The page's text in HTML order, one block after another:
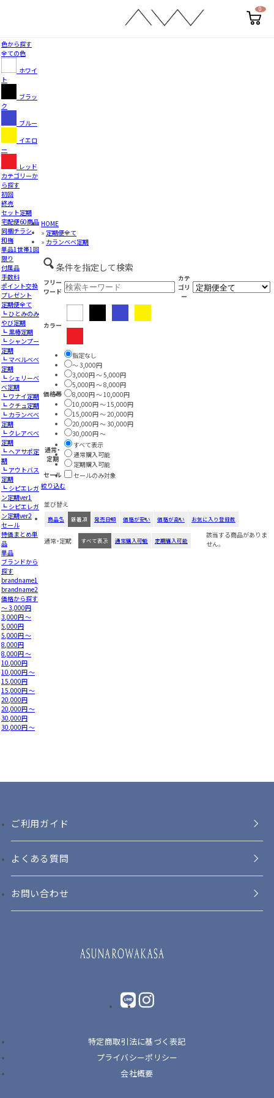
カ
0
色から探す
全ての色
ホワイ
ト
ブラッ
ク
ブルー
イエロ
ー
レッド
カテゴリーか
ら探す
初回
終売
セット定期
宅配便60商品
同梱チラシ
和梅
単品1世帯1回
限り
付属品
手数料
ポイント交換
プレゼント
定期便全て
┗ ひとみのみ
やび定期
┗ 黒椿定期
┗ シャンプー
定期
┗ マベルベベ
定期
┗ シェリーべ
べ定期
┗ ワナイ定期
┗ クチュ定期
┗ カランベベ
定期
┗ クレアべべ
定期
┗ ヘアサポ定
期
┗ アウトバス
定期
┗ シピエレガ
ン定期ver1
┗ シピエレガ
ン定期ver2
セール
特価まとめ単
品
単品
ブランドから
探す
brandname1
brandname2
価格から探す
～ 3,000円
3,000円 ～
5,000円
5,000円 ～
8,000円
8,000円 ～
10,000円
10,000円 ～
15,000円
15,000円 ～
20,000円
20,000円 ～
30,000円
30,000円 ～
HOME
» 定期便全て
» カランベベ定期
条件を指定して検索
フリー
ワード
カテ
ゴリ
ー
カラー
価格帯
指定なし
～ 3,000円
3,000円 ～ 5,000円
5,000円 ～ 8,000円
8,000円 ～ 10,000円
10,000円 ～ 15,000円
15,000円 ～ 20,000円
20,000円 ～ 30,000円
30,000円 ～
通常・
定期
すべて表示
通常購入可能
定期購入可能
セール
セールのみ対象
絞り込む
並び替え
商品名 新着順 発売日順 価格が安い 価格が高い お気に入り登録数
通常・定期 すべて表示 通常購入可能 定期購入可能
該当する商品がありま
せん。
ご利用ガイド
よくある質問
お問い合わせ
LINE instagram
特定商取引法に基づく表記
プライバシーポリシー
会社概要